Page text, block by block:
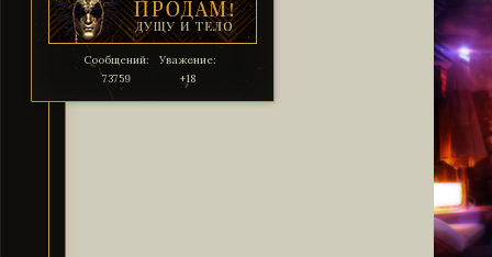
Сообщений:
73759
Уважение:
+18